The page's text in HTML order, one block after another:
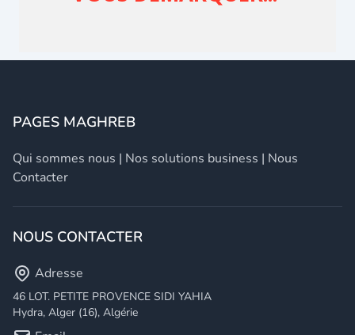
PAGES MAGHREB
Qui sommes nous | Nos solutions business | Nous
Contacter
NOUS CONTACTER
Adresse
46 LOT. PETITE PROVENCE SIDI YAHIA
Hydra, Alger (16), Algérie